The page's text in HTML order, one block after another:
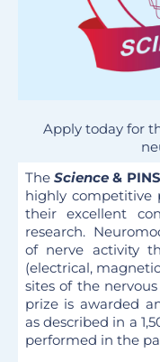
Apply today for
The Science&
highly competitive
their excellent
research.
of nerve activity
(electrical,
sites of the
prize is awarded
as described in a
performed in the